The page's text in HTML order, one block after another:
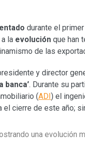
durante el
la evolución que han
de las
y director
banca’. Durante su
(ADI ) el
cierre de este año;
una evolución